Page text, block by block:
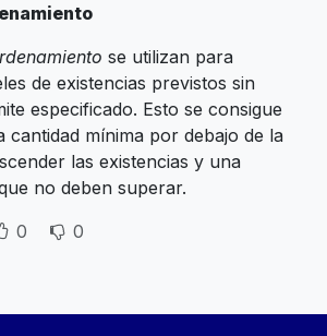
se utilizan para
de existencias previstos sin
especificado. Esto se consigue
cantidad mínima por debajo de la
las existencias y una
no deben superar.
0 0